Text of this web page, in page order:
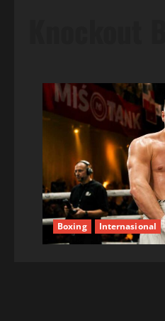
Boxing Internasional